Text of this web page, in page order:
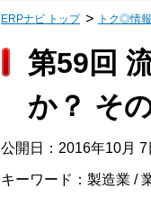
ERPナビ トップ トク◎情報
第59回
か？ そ
公開日：2016年10月 7
キーワード：製造業 /